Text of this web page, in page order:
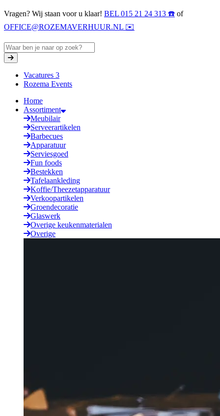
Vragen? Wij staan voor u klaar! BEL 015 21 24 313 ☎️ of
OFFICE@ROZEMAVERHUUR.NL ✉️
Vacatures 3
Rozema Events
Home
Assortiment
Meubilair
Serveerartikelen
Barbecues
Apparatuur
Serviesgoed
Fun foods
Bestekken
Tafelaankleding
Koffie/Theezetapparatuur
Verkoopartikelen
Groendecoratie
Glaswerk
Overige keukenmaterialen
Overige